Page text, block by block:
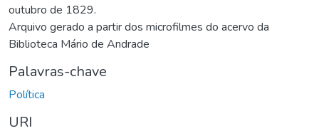
outubro de 1829.
Arquivo gerado a partir dos microfilmes do acervo da
Biblioteca Mário de Andrade
Palavras-chave
Política
URI